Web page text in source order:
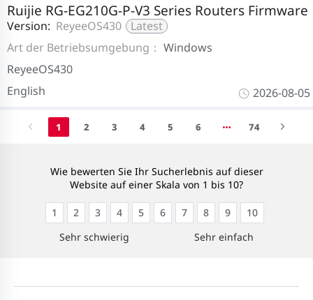
Ruijie RG-EG210G-P-V3 Series Routers Firmware
Version: ReyeeOS430 Latest
Art der Betriebsumgebung： Windows
ReyeeOS430
English
2026-08-05
1 2 3 4 5 6 74
Wie bewerten Sie Ihr Sucherlebnis auf dieser
Website auf einer Skala von 1 bis 10?
Sehr schwierig
1 2 3 4 5 6 7 8 9
10
Sehr einfach